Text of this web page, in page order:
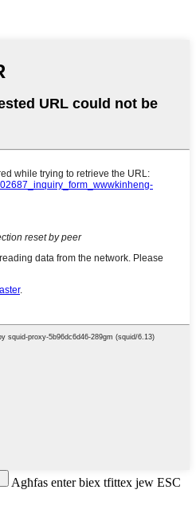
Agħfas enter biex tfittex jew ESC